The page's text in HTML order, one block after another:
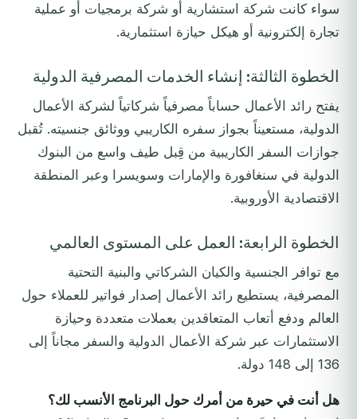
سواء كانت شركة استشارية أو شركة برمجيات أو عملية
تجارة إلكترونية أو هيكل حيازة استثمارية.
الخطوة الثالثة: إنشاء الخدمات المصرفية الدولية
يفتح رائد الأعمال حساباً مصرفياً شركاتياً لشركة الأعمال
الدولية، مستعيناً بجواز سفره الكاريبي ووثائق جنسيته. تُقبل
جوازات السفر الكاريبية من قِبل طيف واسع من البنوك
الدولية في سنغافورة والإمارات وسويسرا وعبر المنطقة
الاقتصادية الأوروبية.
الخطوة الرابعة: العمل على المستوى العالمي
مع توافر الجنسية والكيان الشركاتي والبنية التحتية
المصرفية، يستطيع رائد الأعمال إصدار فواتير للعملاء حول
العالم ودفع أتعاب المتعاقدين بعملات متعددة وحيازة
الاستثمارات عبر شركة الأعمال الدولية والسفر مجاناً إلى
136 إلى 148 دولة.
هل أنت في حيرة من أمرك حول البرنامج الأنسب لك؟